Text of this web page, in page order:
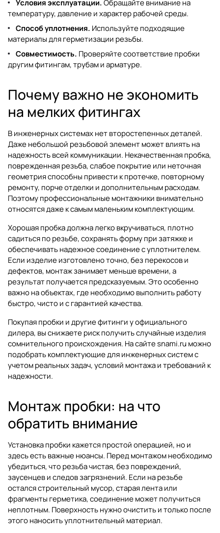
Условия эксплуатации.Обращайте внимание на
температуру, давление и характер рабочей среды.
Способ уплотнения. Используйте подходящие
материалы для герметизации резьбы.
Совместимость. Проверяйте соответствие пробки
другим фитингам, трубам и арматуре.
Почему важно не экономить
на мелких фитингах
В инженерных системах нет второстепенных деталей.
Даже небольшой резьбовой элемент может влиять на
надежность всей коммуникации. Некачественная пробка,
поврежденная резьба, слабое покрытие или неточная
геометрия способны привести к протечке, повторному
ремонту, порче отделки и дополнительным расходам.
Поэтому профессиональные монтажники внимательно
относятся даже к самым маленьким комплектующим.
Хорошая пробка должна легко вкручиваться, плотно
садиться по резьбе, сохранять форму при затяжке и
обеспечивать надежное соединение с уплотнителем.
Если изделие изготовлено точно, без перекосов и
дефектов, монтаж занимает меньше времени, а
результат получается предсказуемым. Это особенно
важно на объектах, где необходимо выполнить работу
быстро, чисто и с гарантией качества.
Покупая пробки и другие фитинги у официального
дилера, вы снижаете риск получить случайные изделия
сомнительного происхождения. На сайтеsnami.ru можно
подобрать комплектующие для инженерных систем с
учетом реальных задач, условий монтажа и требований к
надежности.
Монтаж пробки: на что
обратить внимание
Установка пробки кажется простой операцией, но и
здесь есть важные нюансы. Перед монтажом необходимо
убедиться, что резьба чистая, без повреждений,
заусенцев и следов загрязнений. Если на резьбе
остался строительный мусор, старая лента или
фрагменты герметика, соединение может получиться
неплотным. Поверхность нужно очистить и только после
этого наносить уплотнительный материал.